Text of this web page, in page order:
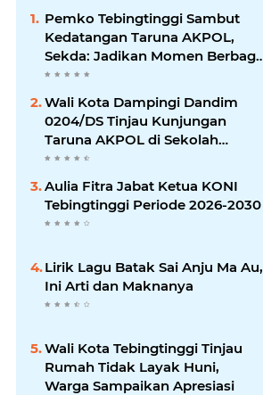
Pemko Tebingtinggi Sambut
Kedatangan Taruna AKPOL,
Sekda: Jadikan Momen Berbagi
Ilmu
Wali Kota Dampingi Dandim
0204/DS Tinjau Kunjungan
Taruna AKPOL di Sekolah
Rakyat Tebingtinggi
Aulia Fitra Jabat Ketua KONI
Tebingtinggi Periode 2026-2030
Lirik Lagu Batak Sai Anju Ma Au,
Ini Arti dan Maknanya
Wali Kota Tebingtinggi Tinjau
Rumah Tidak Layak Huni,
Warga Sampaikan Apresiasi